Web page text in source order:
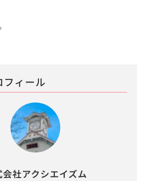
フィール
会社アクシエイズム